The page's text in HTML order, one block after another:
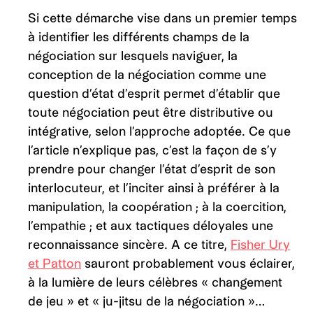
Si cette démarche vise dans un premier temps
à identifier les différents champs de la
négociation sur lesquels naviguer, la
conception de la négociation comme une
question d’état d’esprit permet d’établir que
toute négociation peut être distributive ou
intégrative, selon l’approche adoptée. Ce que
l’article n’explique pas, c’est la façon de s’y
prendre pour changer l’état d’esprit de son
interlocuteur, et l’inciter ainsi à préférer à la
manipulation, la coopération ; à la coercition,
l’empathie ; et aux tactiques déloyales une
reconnaissance sincère. A ce titre, Fisher Ury
et Patton sauront probablement vous éclairer,
à la lumière de leurs célèbres « changement
de jeu » et « ju-jitsu de la négociation »…